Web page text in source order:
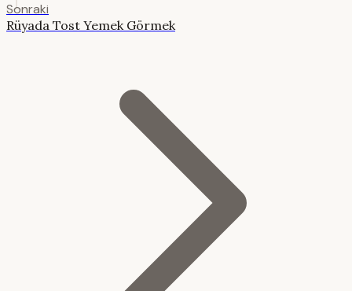
Sonraki
Rüyada Tost Yemek Görmek